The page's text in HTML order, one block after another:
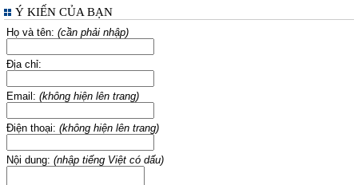
Ý KIẾN CỦA BẠN
Họ và tên: (cần phải nhập)
Địa chỉ:
Email: (không hiện lên trang)
Điện thoại: (không hiện lên trang)
Nội dung: (nhập tiếng Việt có dấu)